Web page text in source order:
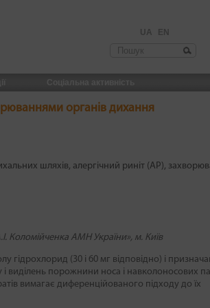
UA EN
органів дихання
шляхів алергічний риніт (АР)
Коломійченка АМН України», м. Київ
(30 і 60 мг відповідно) і
виділень порожнини носа і навколоносових
вимагає диференційованого підходу до їх